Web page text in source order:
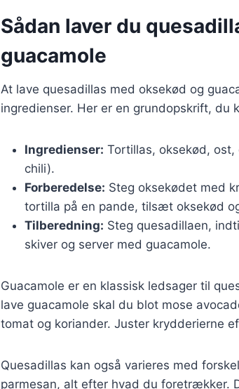
Sådan laver du
guacamole
At lave quesadillas med oksekød og
ingredienser. Her er en grundopskrift, du
Ingredienser: Tortillas, oksekød,
chili).
Forberedelse: Steg oksekødet med
tortilla på en pande, tilsæt oksekød
Tilberedning: Steg quesadillaen,
skiver og server med guacamole.
Guacamole er en klassisk ledsager til
lave guacamole skal du blot mose
tomat og koriander. Juster krydderierne
Quesadillas kan også varieres med
parmesan, alt efter hvad du foretrækker.